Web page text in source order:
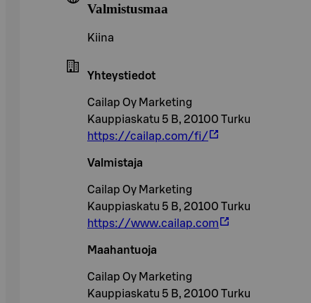
Valmistusmaa
Kiina
Yhteystiedot
Cailap Oy Marketing
Kauppiaskatu 5 B, 20100 Turku
https://cailap.com/fi/
Valmistaja
Cailap Oy Marketing
Kauppiaskatu 5 B, 20100 Turku
https://www.cailap.com
Maahantuoja
Cailap Oy Marketing
Kauppiaskatu 5 B, 20100 Turku